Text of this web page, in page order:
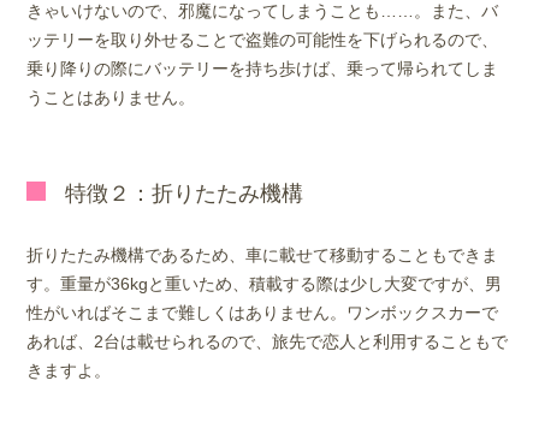
きゃいけないので、邪魔になってしまうことも……。また、バ
ッテリーを取り外せることで盗難の可能性を下げられるので、
乗り降りの際にバッテリーを持ち歩けば、乗って帰られてしま
うことはありません。
特徴２：折りたたみ機構
折りたたみ機構であるため、車に載せて移動することもできま
す。重量が36kgと重いため、積載する際は少し大変ですが、男
性がいればそこまで難しくはありません。ワンボックスカーで
あれば、2台は載せられるので、旅先で恋人と利用することもで
きますよ。